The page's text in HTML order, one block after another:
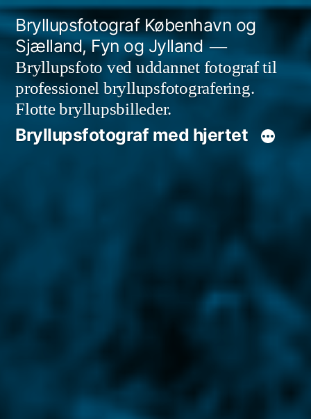
Videre
til
indhold
Bryllupsfotograf København og
Sjælland, Fyn og Jylland
Bryllupsfoto ved uddannet fotograf til
professionel bryllupsfotografering.
Flotte bryllupsbilleder.
Bryllupsfotograf med hjertet